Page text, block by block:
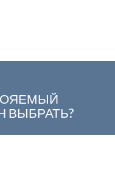
ВЫБРАТЬ?